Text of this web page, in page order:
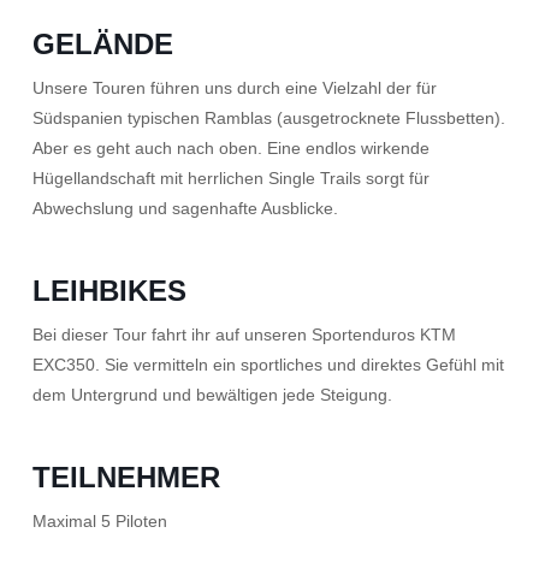
GELÄNDE
Unsere Touren führen uns durch eine Vielzahl der für
Südspanien typischen Ramblas (ausgetrocknete Flussbetten).
Aber es geht auch nach oben. Eine endlos wirkende
Hügellandschaft mit herrlichen Single Trails sorgt für
Abwechslung und sagenhafte Ausblicke.
LEIHBIKES
Bei dieser Tour fahrt ihr auf unseren Sportenduros KTM
EXC350. Sie vermitteln ein sportliches und direktes Gefühl mit
dem Untergrund und bewältigen jede Steigung.
TEILNEHMER
Maximal 5 Piloten